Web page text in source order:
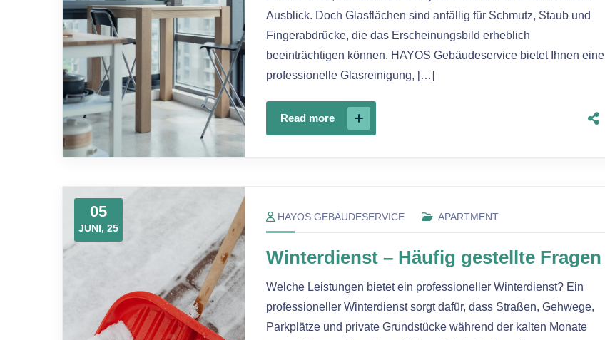
Ausblick. Doch Glasflächen sind anfällig für Schmutz, Staub und
Fingerabdrücke, die das Erscheinungsbild erheblich
beeinträchtigen können. HAYOS Gebäudeservice bietet Ihnen eine
professionelle Glasreinigung, […]
Read more
05
JUNI, 25
HAYOS GEBÄUDESERVICE APARTMENT
Winterdienst – Häufig gestellte Fragen
Welche Leistungen bietet ein professioneller Winterdienst? Ein
professioneller Winterdienst sorgt dafür, dass Straßen, Gehwege,
Parkplätze und private Grundstücke während der kalten Monate